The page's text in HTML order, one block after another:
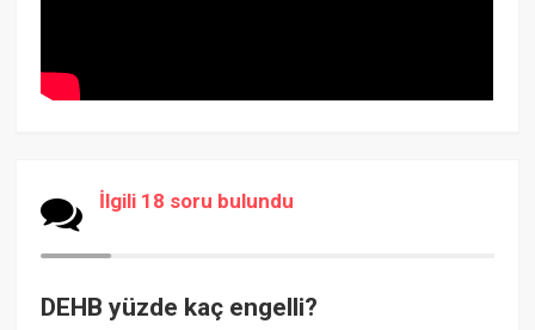
İlgili 18 soru bulundu
DEHB yüzde kaç engelli?